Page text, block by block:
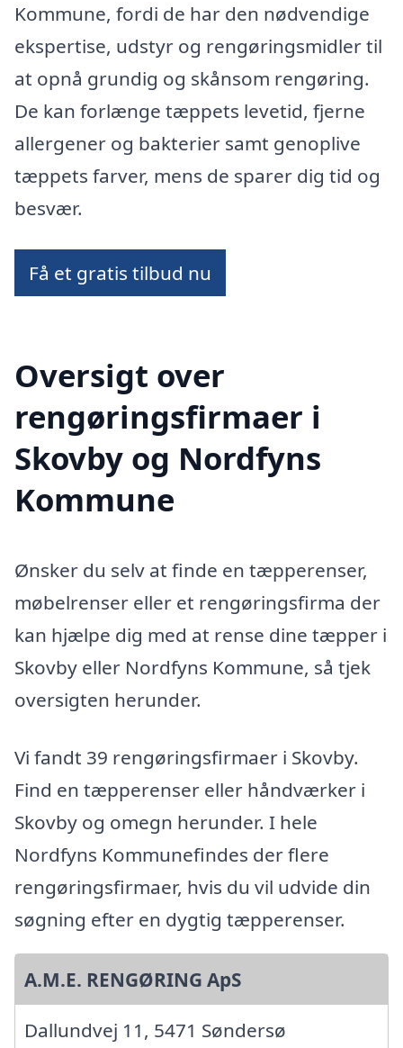
Kommune, fordi de har den nødvendige
ekspertise, udstyr og rengøringsmidler til
at opnå grundig og skånsom rengøring.
De kan forlænge tæppets levetid, fjerne
allergener og bakterier samt genoplive
tæppets farver, mens de sparer dig tid og
besvær.
Få et gratis tilbud nu
Oversigt over
rengøringsfirmaer i
Skovby og Nordfyns
Kommune
Ønsker du selv at finde en tæpperenser,
møbelrenser eller et rengøringsfirma der
kan hjælpe dig med at rense dine tæpper i
Skovby eller Nordfyns Kommune, så tjek
oversigten herunder.
Vi fandt 39 rengøringsfirmaer i Skovby.
Find en tæpperenser eller håndværker i
Skovby og omegn herunder. I hele
Nordfyns Kommunefindes der flere
rengøringsfirmaer, hvis du vil udvide din
søgning efter en dygtig tæpperenser.
A.M.E. RENGØRING ApS
Dallundvej 11, 5471 Søndersø